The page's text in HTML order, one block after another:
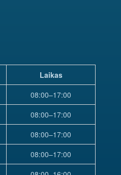
Laikas
08:00–17:00
08:00–17:00
08:00–17:00
08:00–17:00